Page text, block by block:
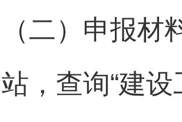
（二）申报
，查询“建